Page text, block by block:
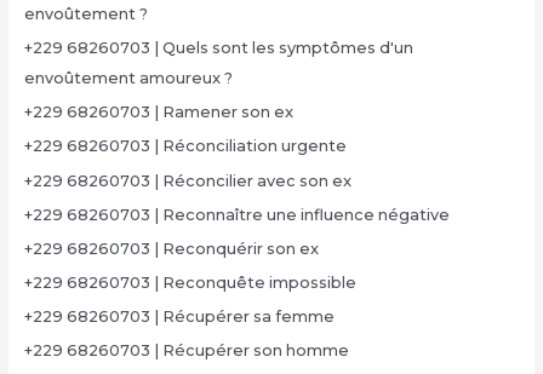
envoûtement ?
+229 68260703 | Quels sont les symptômes d'un
envoûtement amoureux ?
+229 68260703 | Ramener son ex
+229 68260703 | Réconciliation urgente
+229 68260703 | Réconcilier avec son ex
+229 68260703 | Reconnaître une influence négative
+229 68260703 | Reconquérir son ex
+229 68260703 | Reconquête impossible
+229 68260703 | Récupérer sa femme
+229 68260703 | Récupérer son homme